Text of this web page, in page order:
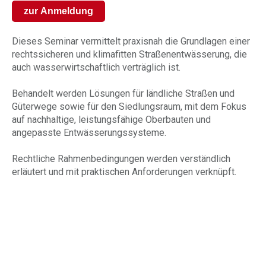
zur Anmeldung
Dieses Seminar vermittelt praxisnah die Grundlagen einer
rechtssicheren und klimafitten Straßenentwässerung, die
auch wasserwirtschaftlich verträglich ist.
Behandelt werden Lösungen für ländliche Straßen und
Güterwege sowie für den Siedlungsraum, mit dem Fokus
auf nachhaltige, leistungsfähige Oberbauten und
angepasste Entwässerungssysteme.
Rechtliche Rahmenbedingungen werden verständlich
erläutert und mit praktischen Anforderungen verknüpft.